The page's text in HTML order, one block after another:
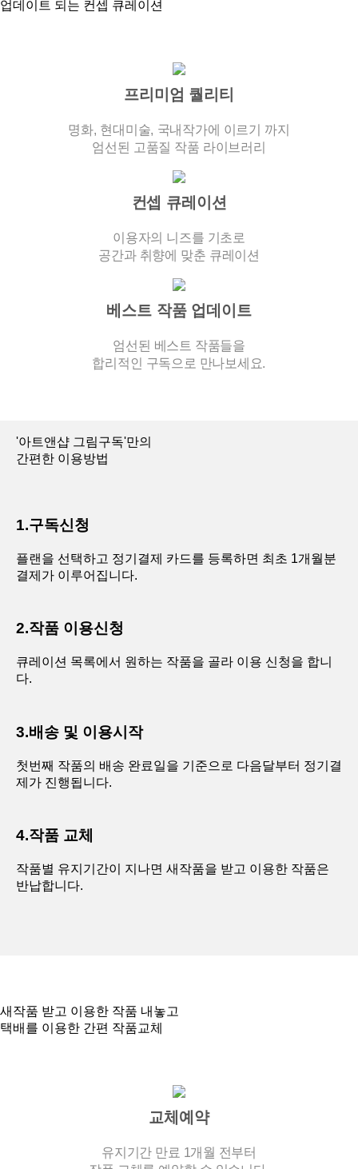
업데이트 되는 컨셉 큐레이션
프리미엄 퀄리티
명화, 현대미술, 국내작가에 이르기 까지
엄선된 고품질 작품 라이브러리
컨셉 큐레이션
이용자의 니즈를 기초로
공간과 취향에 맞춘 큐레이션
베스트 작품 업데이트
엄선된 베스트 작품들을
합리적인 구독으로 만나보세요.
'아트앤샵 그림구독'만의
간편한 이용방법
1.구독신청
플랜을 선택하고 정기결제 카드를 등록하면 최초 1개월분
결제가 이루어집니다.
2.작품 이용신청
큐레이션 목록에서 원하는 작품을 골라 이용 신청을 합니
다.
3.배송 및 이용시작
첫번째 작품의 배송 완료일을 기준으로 다음달부터 정기결
제가 진행됩니다.
4.작품 교체
작품별 유지기간이 지나면 새작품을 받고 이용한 작품은
반납합니다.
새작품 받고 이용한 작품 내놓고
택배를 이용한 간편 작품교체
교체예약
유지기간 만료 1개월 전부터